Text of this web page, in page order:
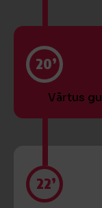
20’
Vārtus
22’